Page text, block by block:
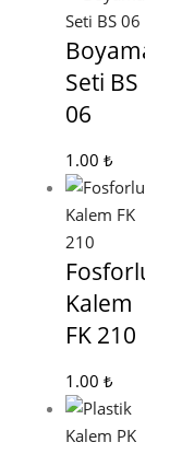
Boyama
Seti BS
06
1.00 ₺
Fosforlu
Kalem
FK 210
1.00 ₺